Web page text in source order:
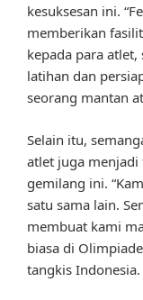
kesuksesan ini.
memberikan
kepada para
latihan dan
seorang mantan
Selain itu,
atlet juga menjadi
gemilang ini.
satu sama lain.
membuat kami
biasa di
tangkis Indonesia.